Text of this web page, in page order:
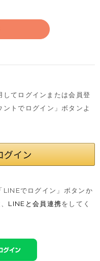
てログインまたは会員登
トでログイン」ボタンよ
LINEでログイン」ボタンか
LINEと会員連携をしてく